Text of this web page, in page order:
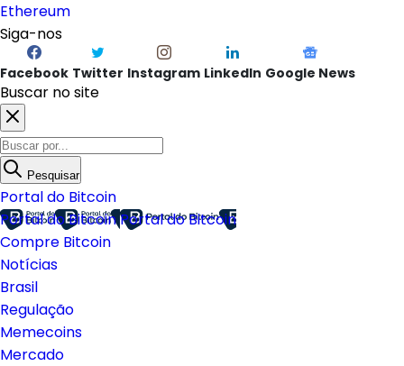
Ethereum
Siga-nos
Facebook Twitter Instagram LinkedIn Google News
Buscar no site
Pesquisar
Portal do Bitcoin
Portal do BitcoinPortal do Bitcoin
Compre Bitcoin
Notícias
Brasil
Regulação
Memecoins
Mercado